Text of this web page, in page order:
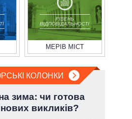
РІВЕНЬ
ВІДПОВІДАЛЬНОСТІ
МЕРІВ МІСТ
КОЛОНКИ
зима: чи готова
викликів?